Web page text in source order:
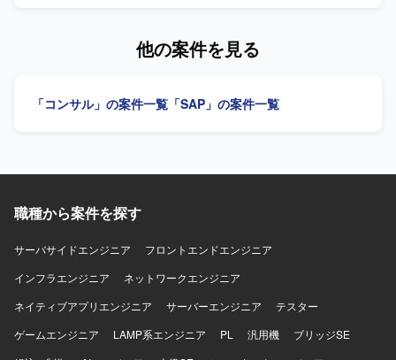
MM領域における業務知識とSAPのスキルを高めながら、顧
す。 【開発環境】 SAP S/4HANA（MMモジュール）、アド
す。
います。テストおよび移行支援にも携わっていただきま
スに主体的に取り組んでいただける方を求めています。日
なプロジェクトに参画し、調達・購買領域における専門性
だけます。MMリードとしてのキャリア形成や他モジュール
S/4HANAまたはECC環境上でのMM領域を中心としたシス
発生する可能性があります。
他の案件を見る
「コンサル」の案件一覧 「SAP」の案件一覧
職種から案件を探す
サーバサイドエンジニア
フロントエンドエンジニア
インフラエンジニア
ネットワークエンジニア
ネイティブアプリエンジニア
サーバーエンジニア
テスター
ゲームエンジニア
LAMP系エンジニア PL 汎用機
ブリッジSE